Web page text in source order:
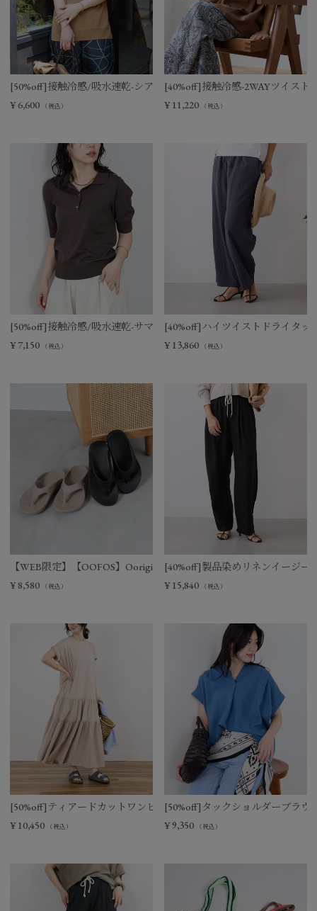
[50%off]接触冷感/吸水速乾-シアーVネックニットベスト
¥ 6,600 （税込）
[40%off]接触冷感-2WAYツイスト
¥ 11,220 （税込）
[50%off]接触冷感/吸水速乾-サマーポロニット
¥ 7,150 （税込）
[40%off]ハイツイストドライタッ
¥ 13,860 （税込）
【WEB限定】【OOFOS】Ooriginal リカバリーサンダル
¥ 8,580 （税込）
[40%off]製品染めリネンイージー
¥ 15,840 （税込）
[50%off]ティアードカットワンピース
¥ 10,450 （税込）
[50%off]タックショルダーブラウ
¥9,350 （税込）